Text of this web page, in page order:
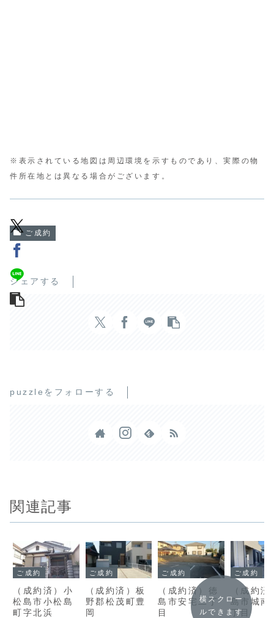
※表示されている地図は周辺環境を示すものであり、実際の物
件所在地とは異なる場合がございます。
ご成約
シェアする
puzzleをフォローする
関連記事
ご成約
（成約済）小
松島市小松島
町字北浜
ご成約
（成約済）板
野郡松茂町豊
岡
ご成約
（成約済）徳
島市安宅二丁
目
ご成約
（成約
島市城南
丁目
横スクロー
ルできます